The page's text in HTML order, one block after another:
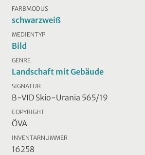
FARBMODUS
schwarzweiß
MEDIENTYP
Bild
GENRE
Landschaft mit Gebäude
SIGNATUR
B-VID Skio-Urania 565/19
COPYRIGHT
ÖVA
INVENTARNUMMER
16258